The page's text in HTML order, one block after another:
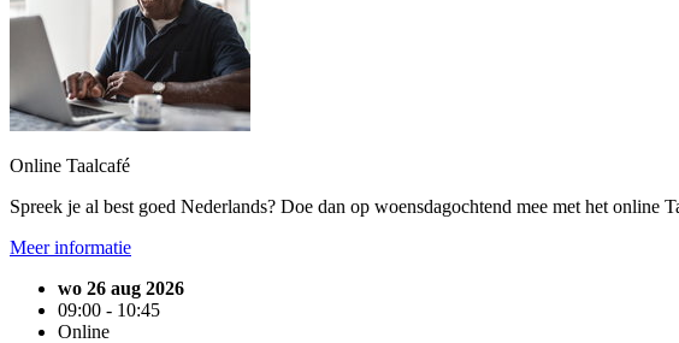
Online Taalcafé
Spreek je al best goed Nederlands? Doe dan op woensdagochtend mee met het online
Meer informatie
wo 26 aug 2026
09:00 - 10:45
Online